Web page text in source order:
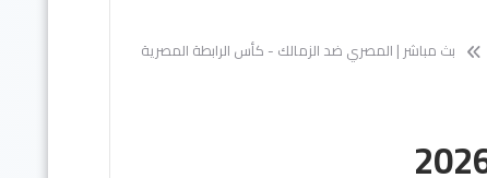
بث مباشر | المصري ضد الزمالك - كأس الرابطة المصرية